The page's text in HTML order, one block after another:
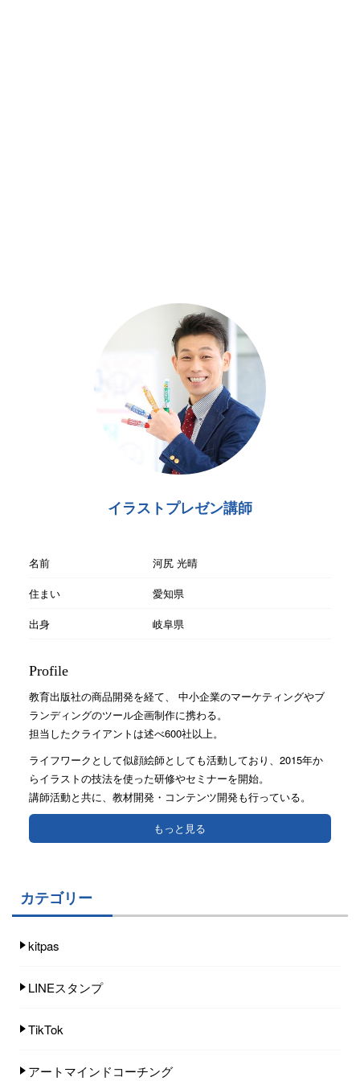
イラストプレゼン講師
名前
河尻 光晴
住まい
愛知県
出身
岐阜県
Profile
教育出版社の商品開発を経て、 中小企業のマーケティングやブ
ランディングのツール企画制作に携わる。
担当したクライアントは述べ600社以上。
ライフワークとして似顔絵師としても活動しており、2015年か
らイラストの技法を使った研修やセミナーを開始。
講師活動と共に、教材開発・コンテンツ開発も行っている。
もっと見る
カテゴリー
kitpas
LINEスタンプ
TikTok
アートマインドコーチング